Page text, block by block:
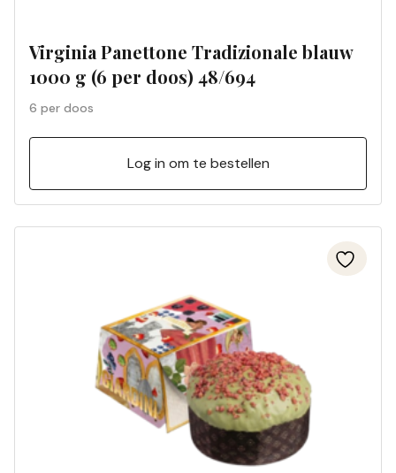
Virginia Panettone Tradizionale blauw
1000 g (6 per doos) 48/694
6 per doos
Log in om te bestellen